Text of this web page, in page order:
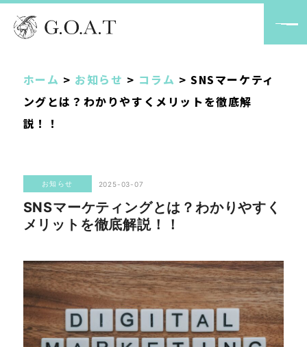
ホーム > お知らせ > コラム >SNSマーケティ
ングとは？わかりやすくメリットを徹底解
説！！
お知らせ 2025-03-07
SNSマーケティングとは？わかりやすく
メリットを徹底解説！！